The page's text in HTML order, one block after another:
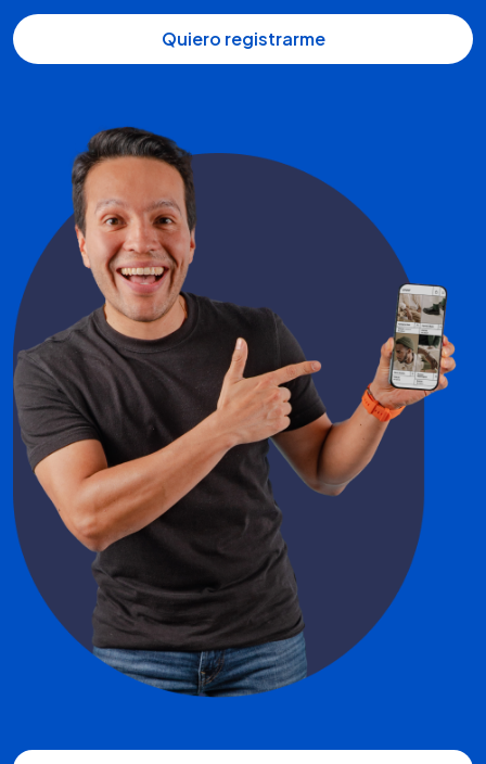
Quiero registrarme